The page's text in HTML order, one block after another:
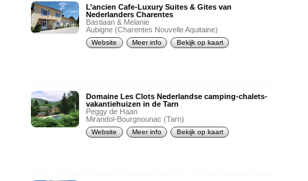
L’ancien Cafe-Luxury Suites & Gites van
Nederlanders Charentes
Bastiaan & Melanie
Aubigne (Charentes Nouvelle Aquitaine)
Website Meer info Bekijk op kaart
Domaine Les Clots Nederlandse camping-chalets-
vakantiehuizen in de Tarn
Peggy de Haan
Mirandol-Bourgnounac (Tarn)
Website Meer info Bekijk op kaart